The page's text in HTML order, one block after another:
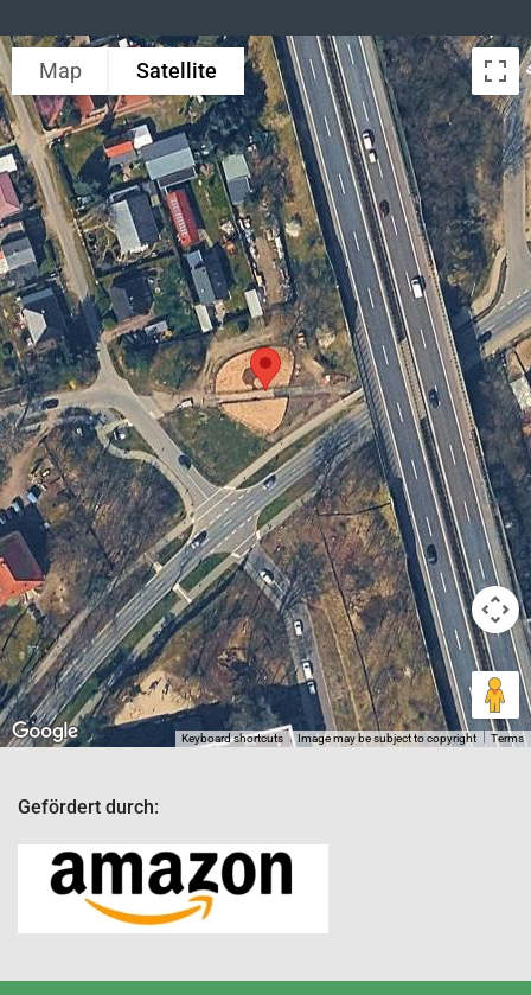
Map Satellite
Keyboard shortcuts Image may be subject to copyright Terms
Gefördert durch: